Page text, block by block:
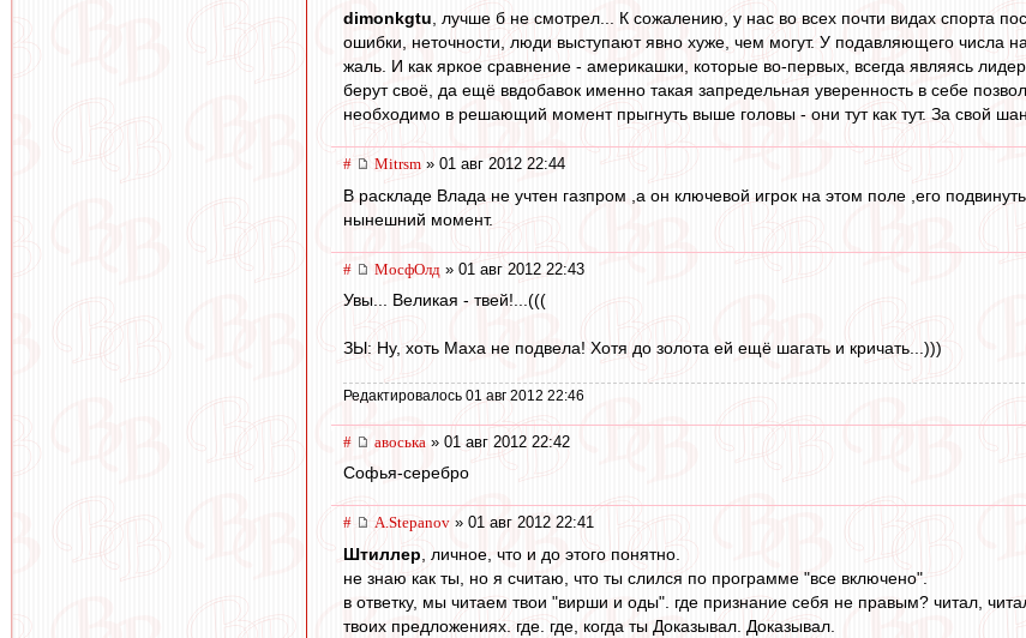
dimonkgtu , лучше б не смотрел... К сожалению, у нас во всех почти видах спорта
ошибки, неточности, люди выступают явно хуже, чем могут. У подавляющего числа
жаль. И как яркое сравнение - америкашки, которые во-первых, всегда являясь
берут своё, да ещё ввдобавок именно такая запредельная уверенность в себе
необходимо в решающий момент прыгнуть выше головы - они тут как тут. За свой
# Mitrsm » 01 авг 2012 22:44
В раскладе Влада не учтен газпром ,а он ключевой игрок на этом поле ,его
нынешний момент.
# МосфОлд » 01 авг 2012 22:43
Увы... Великая - твей!...(((
ЗЫ: Ну, хоть Маха не подвела! Хотя до золота ей ещё шагать и кричать...)))
Редактировалось 01 авг 2012 22:46
# авоська » 01 авг 2012 22:42
Софья-серебро
# A.Stepanov » 01 авг 2012 22:41
Штиллер , личное, что и до этого понятно.
не знаю как ты, но я считаю, что ты слился по программе "все включено".
в ответку, мы читаем твои "вирши и оды". где признание себя не правым? читал,
твоих предложениях. где. где, когда ты Доказывал. Доказывал.